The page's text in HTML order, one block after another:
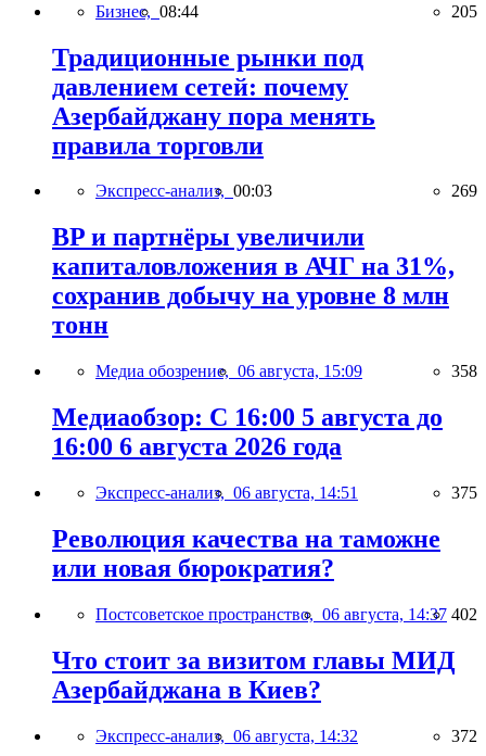
Бизнес, 08:44 205
Традиционные рынки под
давлением сетей: почему
Азербайджану пора менять
правила торговли
Экспресс-анализ, 00:03 269
BP и партнёры увеличили
капиталовложения в АЧГ на 31%,
сохранив добычу на уровне 8 млн
тонн
Медиа обозрение, 06 августа, 15:09 358
Медиаобзор: С 16:00 5 августа до
16:00 6 августа 2026 года
Экспресс-анализ, 06 августа, 14:51 375
Революция качества на таможне
или новая бюрократия?
Постсоветское пространство, 06 августа, 14:37 402
Что стоит за визитом главы МИД
Азербайджана в Киев?
Экспресс-анализ, 06 августа, 14:32 372